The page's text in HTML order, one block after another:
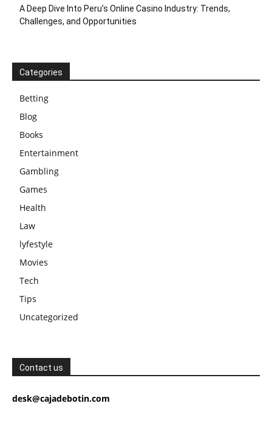
A Deep Dive Into Peru’s Online Casino Industry: Trends,
Challenges, and Opportunities
Categories
Betting
Blog
Books
Entertainment
Gambling
Games
Health
Law
lyfestyle
Movies
Tech
Tips
Uncategorized
Contact us
desk@cajadebotin.com